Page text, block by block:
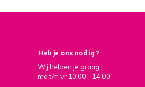
Heb je ons nodig?
Wij helpen je graag.
ma t/m vr 10:00 - 14:00